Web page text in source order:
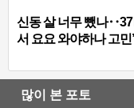
신동 살 너무 뺐나‥37
서 요요 와야하나 고
많이 본 포토